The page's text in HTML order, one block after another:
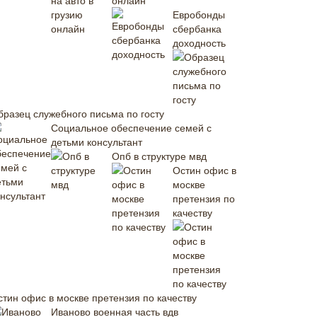
Евробонды
сбербанка
доходность
служебного письма по госту
Социальное обеспечение семей с
детьми консультант
Опб в структуре мвд
Остин офис в
москве
претензия по
качеству
офис в москве претензия по качеству
Иваново военная часть вдв